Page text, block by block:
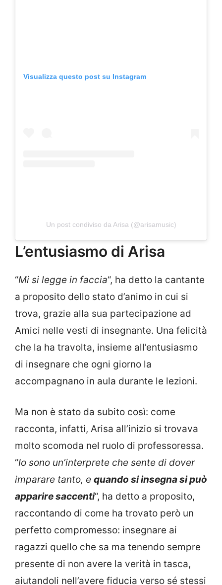
Visualizza questo post su Instagram
Un post condiviso da Arisa (@arisamusic)
L’entusiasmo di Arisa
“Mi si legge in faccia“, ha detto la cantante
a proposito dello stato d’animo in cui si
trova, grazie alla sua partecipazione ad
Amici nelle vesti di insegnante. Una felicità
che la ha travolta, insieme all’entusiasmo
di insegnare che ogni giorno la
accompagnano in aula durante le lezioni.
Ma non è stato da subito così: come
racconta, infatti, Arisa all’inizio si trovava
molto scomoda nel ruolo di professoressa.
“Io sono un’interprete che sente di dover
imparare tanto, e quando si insegna si può
apparire saccenti“, ha detto a proposito,
raccontando di come ha trovato però un
perfetto compromesso: insegnare ai
ragazzi quello che sa ma tenendo sempre
presente di non avere la verità in tasca,
aiutandoli nell’avere fiducia verso sé stessi